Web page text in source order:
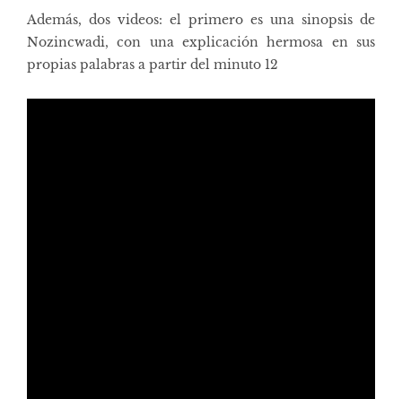
Además, dos videos: el primero es una sinopsis de
Nozincwadi, con una explicación hermosa en sus
propias palabras a partir del minuto 12